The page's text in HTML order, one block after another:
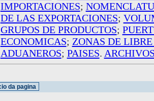
IMPORTACIONES;
DE LAS EXPORTACIONES;
GRUPOS DE PRODUCTOS;
ECONOMICAS; ZONAS DE
ADUANEROS; PAISES.